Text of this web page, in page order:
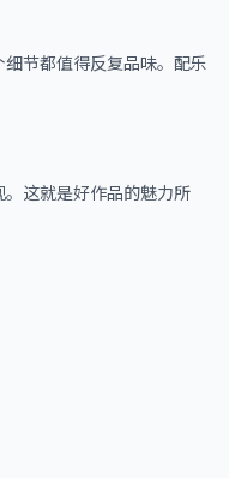
节都值得反复品味。配乐
这就是好作品的魅力所